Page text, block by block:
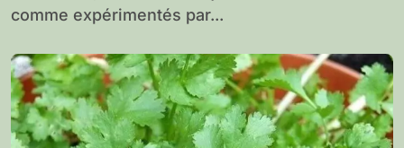
comme expérimentés par...